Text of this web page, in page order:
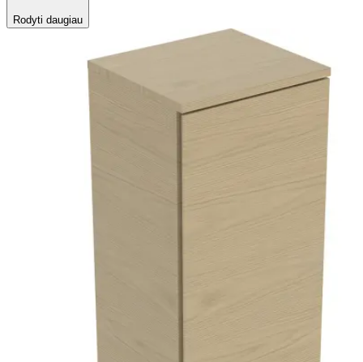
Rodyti daugiau